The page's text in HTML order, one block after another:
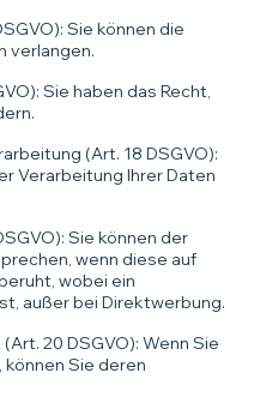
Sie können die
verlangen.
Sie haben das Recht,
(Art. 18 DSGVO):
Verarbeitung Ihrer Daten
Sie können der
wenn diese auf
wobei ein
außer bei Direktwerbung.
20 DSGVO): Wenn Sie
Sie deren